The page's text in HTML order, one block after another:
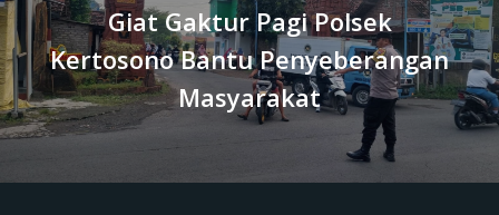
Giat Gaktur Pagi Polsek
Kertosono Bantu Penyeberangan
Masyarakat